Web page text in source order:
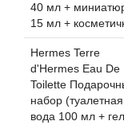
40 мл +
15 мл +
Hermes Terre
d'Hermes Eau De
Toilette
набор (туалетная
вода 100 мл +
Biotherm
Blackglama
Blumarine